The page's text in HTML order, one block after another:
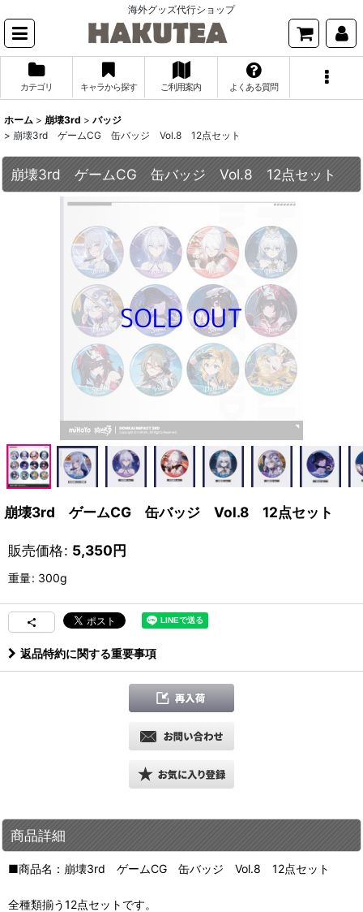
海外グッズ代行ショップ
カテゴリ キャラから探す ご利用案内 よくある質問
ホーム > 崩壊3rd > バッジ
> 崩壊3rd ゲームCG 缶バッジ Vol.8 12点セット
崩壊3rd ゲームCG 缶バッジ Vol.8 12点セット
崩壊3rd ゲームCG 缶バッジ Vol.8 12点セット
販売価格: 5,350円
重量: 300g
返品特約に関する重要事項
商品詳細
■商品名：崩壊3rd ゲームCG 缶バッジ Vol.8 12点セット
全種類揃う12点セットです。